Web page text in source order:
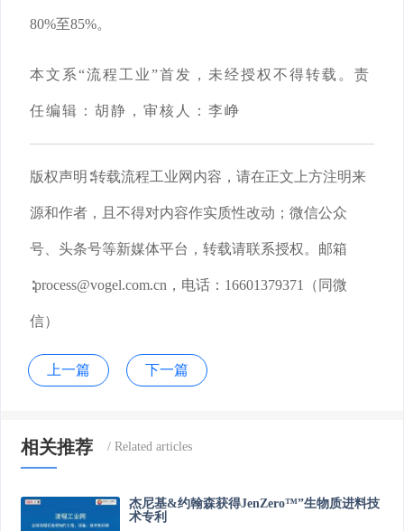
80%至85%。
本文系“流程工业”首发，未经授权不得转载。责
任编辑：胡静，审核人：李峥
版权声明 ∶转载流程工业网内容，请在正文上方注明来
源和作者，且不得对内容作实质性改动；微信公众
号、头条号等新媒体平台，转载请联系授权。邮箱
∶process@vogel.com.cn，电话：16601379371（同微
信）
上一篇 下一篇
相关推荐
杰尼基&约翰森获得JenZero™”生物质进料技
术专利